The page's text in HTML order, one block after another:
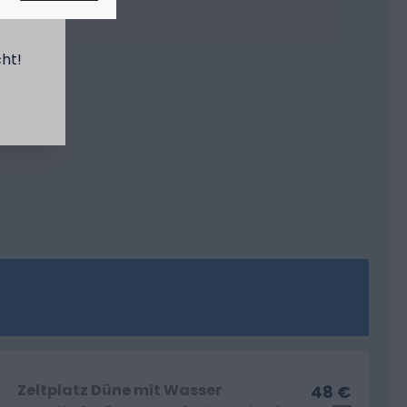
48 €
Zeltplatz Düne mit Wasser